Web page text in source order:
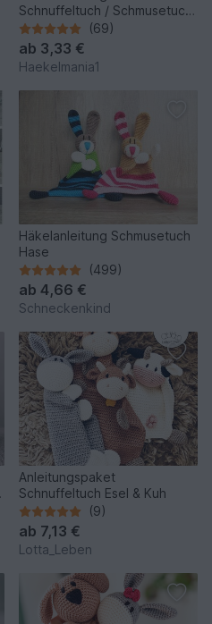
Schnuffeltuch / Schmusetuch
Fuchs
(69)
ab 3,33 €
Haekelmania1
Häkelanleitung Schmusetuch
Hase
(499)
ab 4,66 €
Schneckenkind
Anleitungspaket
Schnuffeltuch Esel & Kuh
(9)
ab 7,13 €
Lotta_Leben